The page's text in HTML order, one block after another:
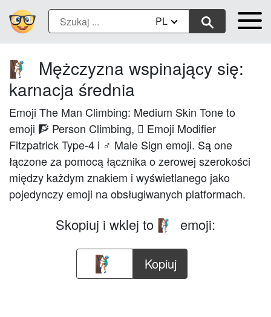
PL
🧗🏽‍♂️
Mężczyzna wspinający się:
karnacja średnia
Emoji The Man Climbing: Medium Skin Tone to
emoji 🧗 Person Climbing, 🏽 Emoji Modifier
Fitzpatrick Type-4 i ♂ Male Sign emoji. Są one
łączone za pomocą łącznika o zerowej szerokości
między każdym znakiem i wyświetlanego jako
pojedynczy emoji na obsługiwanych platformach.
Skopiuj i wklej to 🧗🏽‍♂️ emoji:
Kopiuj